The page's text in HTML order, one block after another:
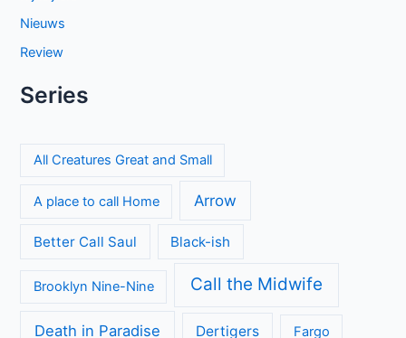
Nieuws
Review
Series
All Creatures Great and Small
A place to call Home Arrow
Better Call Saul Black-ish
Brooklyn Nine-Nine Call the Midwife
Death in Paradise Dertigers Fargo